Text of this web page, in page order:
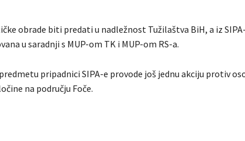
obrade biti predati u nadležnost Tužilaštva BiH, a iz
u saradnji s MUP-om TK i MUP-om RS-a.
pripadnici SIPA-e provode još jednu akciju protiv
na području Foče.